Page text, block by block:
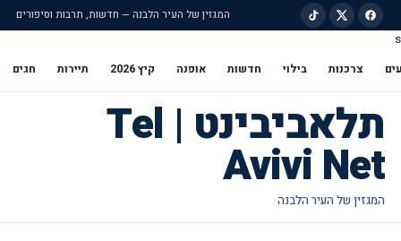
המגזין של העיר הלבנה — חדשות, תרבות וסיפורים
s
צרכנות בילוי חדשות אופנה קיץ 2026 תיירות חגים
תלאביבינט | Tel
Avivi Net